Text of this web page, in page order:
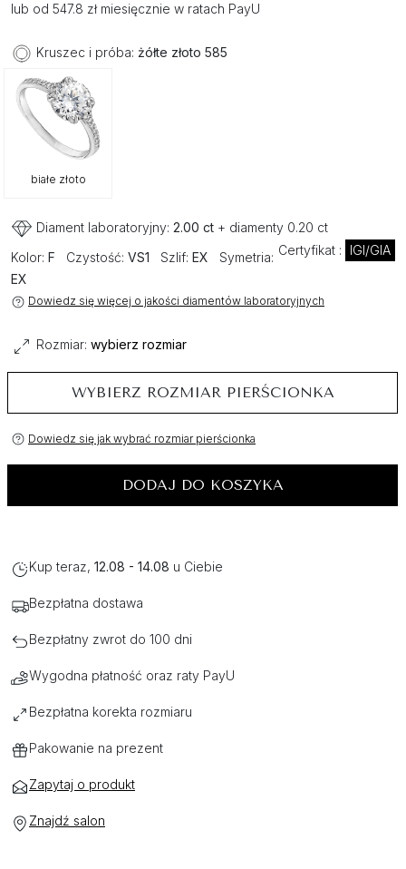
lub od 547.8 zł miesięcznie w ratach PayU
Kruszec i próba: żółte złoto 585
białe złoto
Diament laboratoryjny: 2.00 ct + diamenty 0.20 ct
Certyfikat :
IGI/GIA
Kolor: F Czystość: VS1 Szlif: EX
Symetria:
EX
Dowiedz się więcej o jakości diamentów laboratoryjnych
Rozmiar: wybierz rozmiar
WYBIERZ ROZMIAR PIERŚCIONKA
Dowiedz się jak wybrać rozmiar pierścionka
DODAJ DO KOSZYKA
Kup teraz, 12.08 - 14.08 u Ciebie
Bezpłatna dostawa
Bezpłatny zwrot do 100 dni
Wygodna płatność oraz raty PayU
Bezpłatna korekta rozmiaru
Pakowanie na prezent
Zapytaj o produkt
Znajdź salon